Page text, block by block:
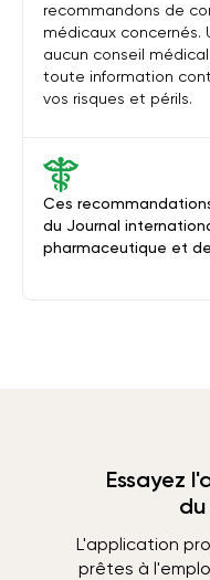
Ces
du Journal
pharmaceutique et
recommandons de
médicaux concernés.
aucun conseil
toute information
vos risques et périls.
Essayez
du
L'application
prêtes à